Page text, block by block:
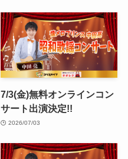
7/3(金)無料オンラインコン
サート出演決定!!
2026/07/03